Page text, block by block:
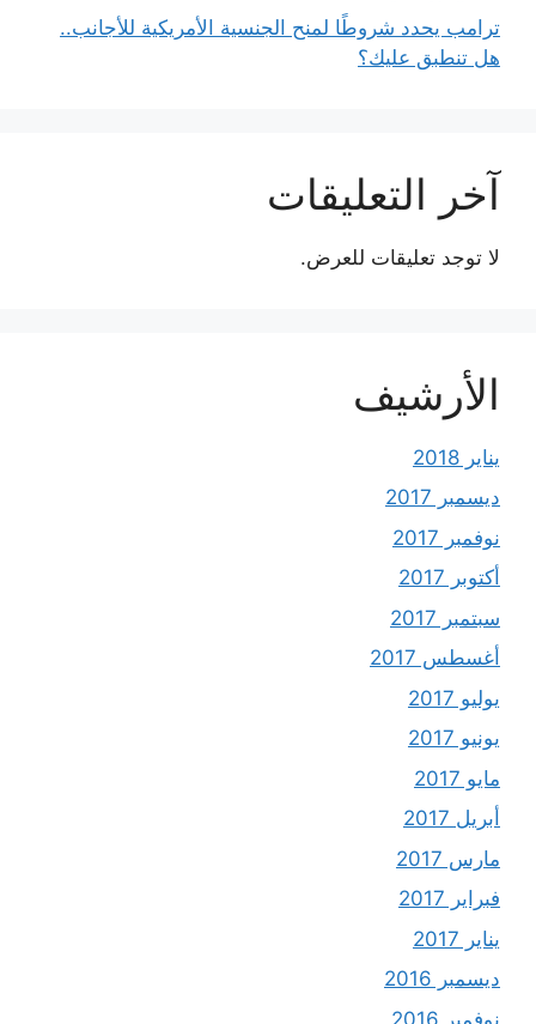
ترامب يحدد شروطًا لمنح الجنسية الأمريكية للأجانب..
هل تنطبق عليك؟
آخر التعليقات
لا توجد تعليقات للعرض.
الأرشيف
يناير 2018
ديسمبر 2017
نوفمبر 2017
أكتوبر 2017
سبتمبر 2017
أغسطس 2017
يوليو 2017
يونيو 2017
مايو 2017
أبريل 2017
مارس 2017
فبراير 2017
يناير 2017
ديسمبر 2016
نوفمبر 2016